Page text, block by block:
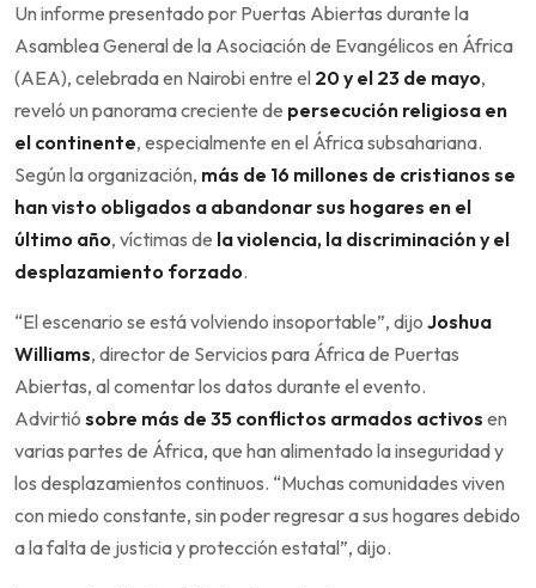
Un informe presentado por Puertas Abiertas durante la
Asamblea General de la Asociación de Evangélicos en África
(AEA), celebrada en Nairobi entre el 20 y el 23 de mayo,
reveló un panorama creciente de persecución religiosa en
el continente, especialmente en el África subsahariana.
Según la organización, más de 16 millones de cristianos se
han visto obligados a abandonar sus hogares en el
último año, víctimas de la violencia, la discriminación y el
desplazamiento forzado.
“El escenario se está volviendo insoportable”, dijo Joshua
Williams, director de Servicios para África de Puertas
Abiertas, al comentar los datos durante el evento.
Advirtió sobre más de 35 conflictos armados activos en
varias partes de África, que han alimentado la inseguridad y
los desplazamientos continuos. “Muchas comunidades viven
con miedo constante, sin poder regresar a sus hogares debido
a la falta de justicia y protección estatal”, dijo.